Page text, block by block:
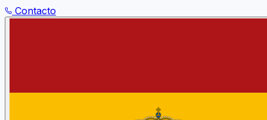
Contacto